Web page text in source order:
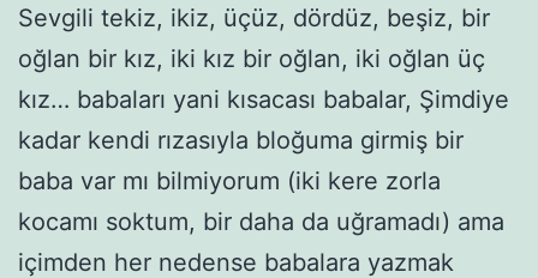
Sevgili tekiz, ikiz, üçüz, dördüz, beşiz, bir
oğlan bir kız, iki kız bir oğlan, iki oğlan üç
kız… babaları yani kısacası babalar, Şimdiye
kadar kendi rızasıyla bloğuma girmiş bir
baba var mı bilmiyorum (iki kere zorla
kocamı soktum, bir daha da uğramadı) ama
içimden her nedense babalara yazmak